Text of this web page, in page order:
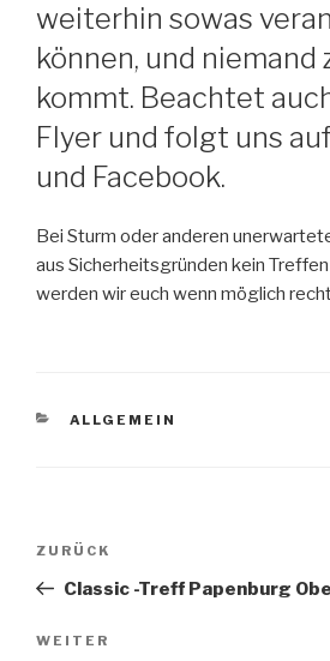
weiterhin sowas
können, und niemand
kommt. Beachtet
Flyer und folgt uns
und Facebook.
Bei Sturm oder anderen
aus Sicherheitsgründen kein
werden wir euch wenn möglich
KATEGORIEN
ALLGEMEIN
Beitrags-
Vorheriger
Beitrag
ZURÜCK
Classic -Treff Papenburg
Nächster
WEITER